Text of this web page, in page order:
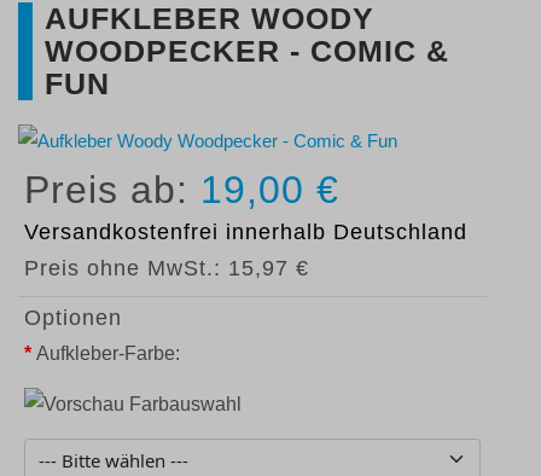
AUFKLEBER WOODY
WOODPECKER - COMIC &
FUN
19,00 €
Versandkostenfrei innerhalb Deutschland
Preis ohne MwSt.: 15,97 €
Optionen
* Aufkleber-Farbe: